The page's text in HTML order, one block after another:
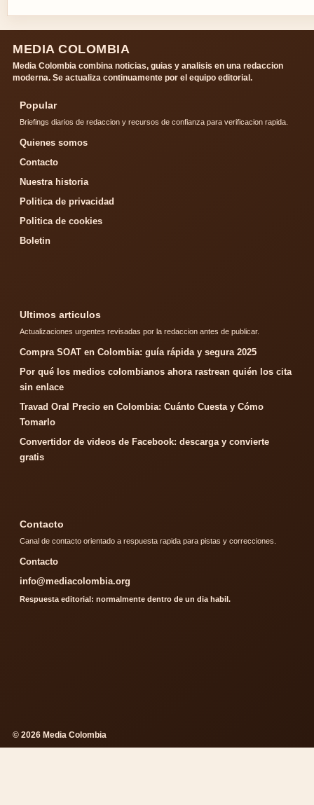
MEDIA COLOMBIA
Media Colombia combina noticias, guias y analisis en una redaccion
moderna. Se actualiza continuamente por el equipo editorial.
Popular
Briefings diarios de redaccion y recursos de confianza para verificacion rapida.
Quienes somos
Contacto
Nuestra historia
Politica de privacidad
Politica de cookies
Boletin
Ultimos articulos
Actualizaciones urgentes revisadas por la redaccion antes de publicar.
Compra SOAT en Colombia: guía rápida y segura 2025
Por qué los medios colombianos ahora rastrean quién los cita
sin enlace
Travad Oral Precio en Colombia: Cuánto Cuesta y Cómo
Tomarlo
Convertidor de videos de Facebook: descarga y convierte
gratis
Contacto
Canal de contacto orientado a respuesta rapida para pistas y correcciones.
Contacto
info@mediacolombia.org
Respuesta editorial: normalmente dentro de un dia habil.
© 2026 Media Colombia